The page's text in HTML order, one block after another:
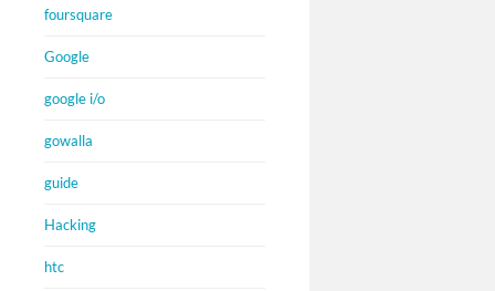
foursquare
Google
google i/o
gowalla
guide
Hacking
htc